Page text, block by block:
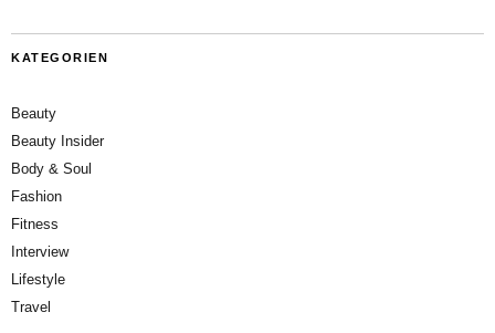
KATEGORIEN
Beauty
Beauty Insider
Body & Soul
Fashion
Fitness
Interview
Lifestyle
Travel